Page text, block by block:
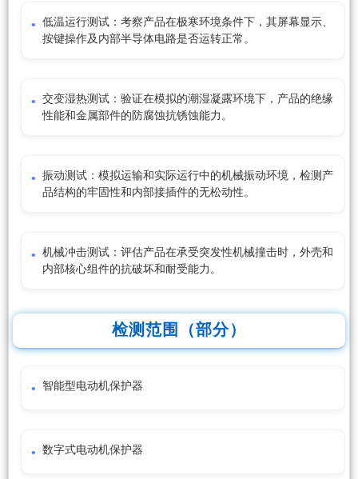
低温运行测试：考察产品在极寒环境条件下，其屏幕显示、
按键操作及内部半导体电路是否运转正常。
交变湿热测试：验证在模拟的潮湿凝露环境下，产品的绝缘
性能和金属部件的防腐蚀抗锈蚀能力。
振动测试：模拟运输和实际运行中的机械振动环境，检测产
品结构的牢固性和内部接插件的无松动性。
机械冲击测试：评估产品在承受突发性机械撞击时，外壳和
内部核心组件的抗破坏和耐受能力。
检测范围（部分）
智能型电动机保护器
数字式电动机保护器